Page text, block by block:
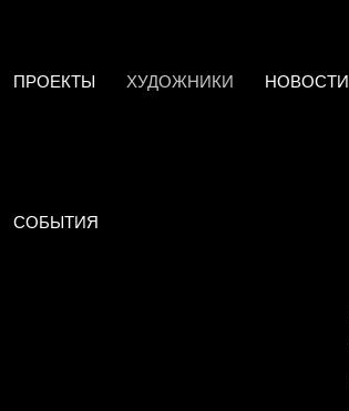
ПРОЕКТЫ ХУДОЖНИКИ НОВОСТИ
СОБЫТИЯ